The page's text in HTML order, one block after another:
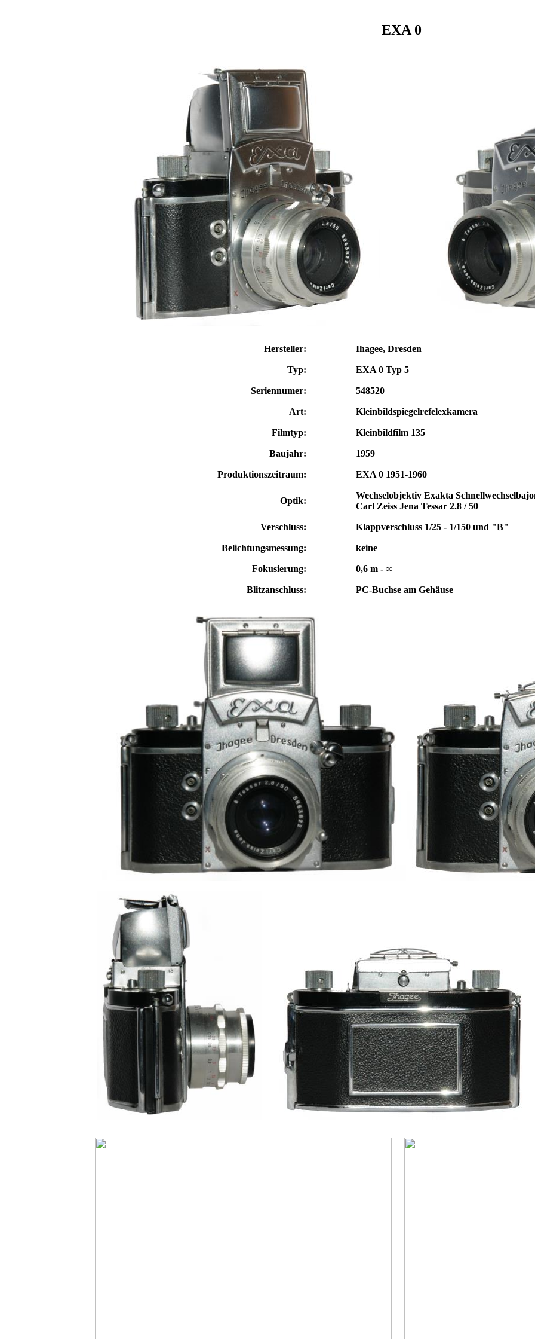
EXA 0
Hersteller: Ihagee, Dresden
Typ: EXA 0 Typ 5
Seriennumer: 548520
Art: Kleinbildspiegelrefelexkamera
Filmtyp: Kleinbildfilm 135
Baujahr: 1959
Produktionszeitraum: EXA 0 1951-1960
Optik:
Wechselobjektiv Exakta
Carl Zeiss Jena Tessar 2.8 / 50
Verschluss: Klappverschluss 1/25 - 1/150 und "B"
Belichtungsmessung: keine
Fokusierung: 0,6 m - ∞
Blitzanschluss: PC-Buchse am Gehäuse